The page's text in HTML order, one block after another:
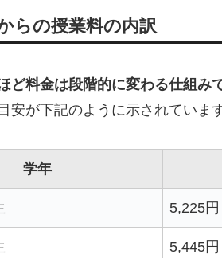
らの授業料の内訳
ど料金は段階的に変わる仕組みで
安が下記のように示されています
学年
5,225円
5,445円